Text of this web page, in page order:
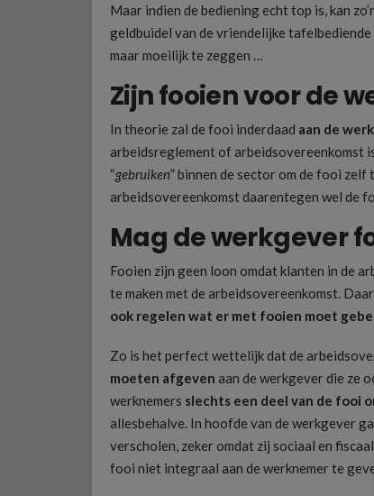
Maar indien de bediening echt top is, kan
geldbuidel van de vriendelijke
maar moeilijk te zeggen …
Zijn fooien voor de
In theorie zal de fooi inderdaad aan de
arbeidsreglement of arbeidsovereenkomst
“gebruiken” binnen de sector om de fooi
arbeidsovereenkomst daarentegen wel de
Mag de werkgever
Fooien zijn geen loon omdat klanten in de
te maken met de arbeidsovereenkomst.
ook regelen wat er met fooien moet
Zo is het perfect wettelijk dat de
moeten afgeven aan de werkgever die ze
werknemers slechts een deel van de fooi
allesbehalve. In hoofde van de werkgever
verscholen, zeker omdat zij sociaal en
fooi niet integraal aan de werknemer te